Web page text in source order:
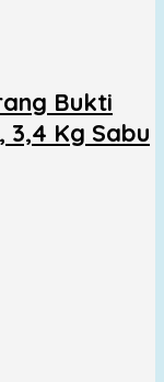
Bukti
3,4 Kg Sabu